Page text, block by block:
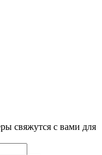
свяжутся с вами для